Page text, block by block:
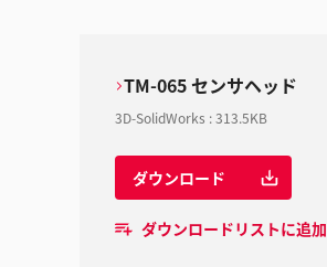
TM-065 センサヘッド
3D-SolidWorks :313.5KB
ダウンロード
ダウンロードリストに追加